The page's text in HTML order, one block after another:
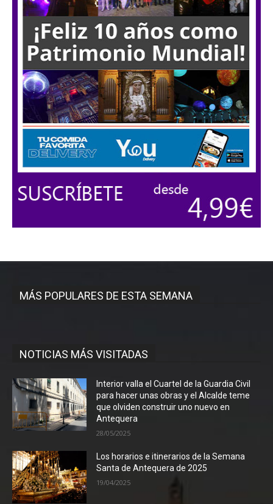
MÁS POPULARES DE ESTA SEMANA
NOTICIAS MÁS VISITADAS
Interior valla el Cuartel de la Guardia Civil
para hacer unas obras y el Alcalde teme
que olviden construir uno nuevo en
Antequera
28/05/2025
Los horarios e itinerarios de la Semana
Santa de Antequera de 2025
19/04/2025